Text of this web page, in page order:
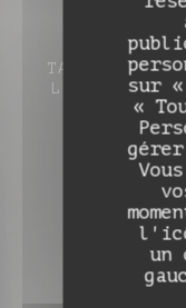
sur
«
un
TABLE DE
LECLERC